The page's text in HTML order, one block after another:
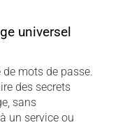
universel
de mots de passe.
des secrets
sans
un service ou